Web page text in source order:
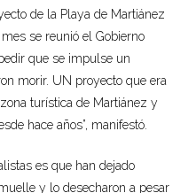
de la Playa de Martiánez
se reunió el Gobierno
que se impulse un
morir. UN proyecto que era
turística de Martiánez y
hace años”, manifestó.
es que han dejado
y lo desecharon a pesar